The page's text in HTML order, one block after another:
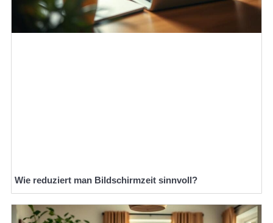
Wie reduziert man Bildschirmzeit sinnvoll?